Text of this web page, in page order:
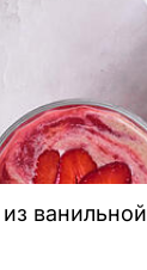
ванильной